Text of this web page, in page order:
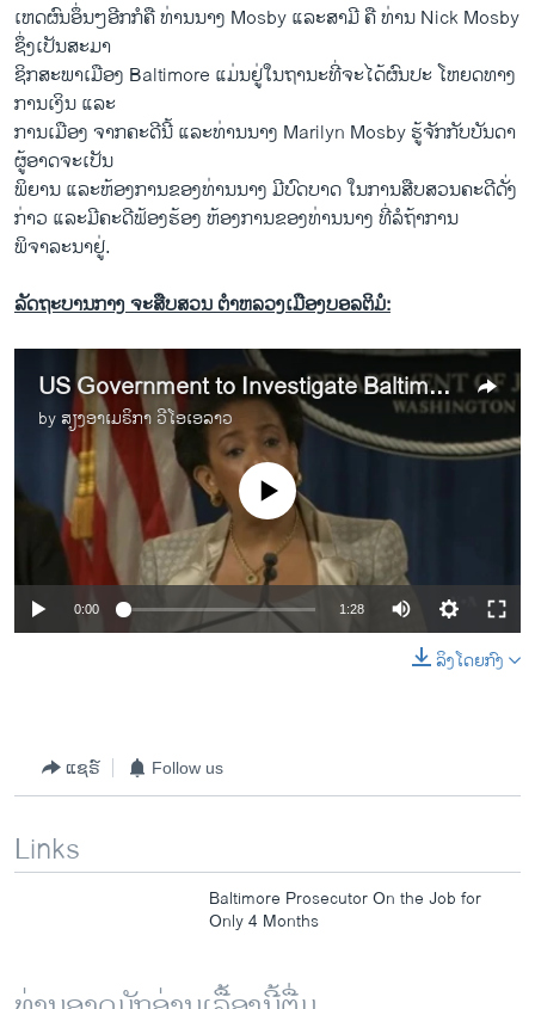
​ເຫດຜົນ​ອຶ່ນໆ​ອີກ​ກໍ​ຄື ທ່ານ​ນາງ Mosby ​ແລະ​ສາມີ​ ຄື ທ່ານ​ Nick Mosby
ຊຶ່ງເປັນສະມາ
ຊິກ​ສະພາ​ເມືອງ Baltimore ​ແມ່ນ​ຢູ່​ໃນ​ຖານະ​ທີ່​ຈະໄດ້ຜົນ​ປະ​ ໂຫຍ​ດທາງ​
ການ​ເງິນ ​ແລະ
​ການ​ເມືອງ​ ​ຈາກຄະ​ດີ​ນີ້ ​ແລະ​ທ່ານ​ນາງ Marilyn Mosby ຮູ້​ຈັກ​ກັບ​ບັນດາ​
ຜູ້​ອາດ​ຈະ​ເປັນ
ພິຍານ ​ແລະ​ຫ້ອງການ​ຂອງ​ທ່າ​ນນາງ ມີບົດບາດ ​ໃນ​ການ​ສືບສວນ​ຄະດີ​ດັ່ງ
ກ່າວ ​ແລະ​ມີ​ຄະດີ​ຟ້ອງຮ້ອງ ຫ້ອງການ​ຂອງທ່ານ​ນາງ ທີ່​ລໍຖ້າການ
ພິຈາລະນາ​ຢູ່.
ລັດຖະບານກາງ ຈະສືບສວນ ຕຳຫລວງເມືອງບອລຕິມໍ:
US Government to Investigate Baltimore Police Practices
by ສຽງອາເມຣິກາ ວີໂອເອລາວ
No media source currently available
0:00 1:28
ລິງໂດຍກົງ
ແຊຣ໌ Follow us
Links
Baltimore Prosecutor On the Job for
Only 4 Months